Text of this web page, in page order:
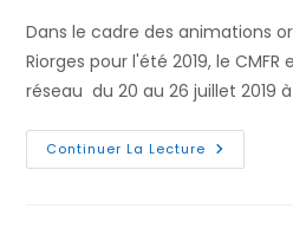
Dans le cadre des animations
Riorges pour l'été 2019, le
réseau du 20 au 26 juillet 2019
Continuer La Lecture L’été
À